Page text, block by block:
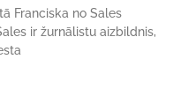
Franciska no Sales
ir žurnālistu aizbildnis,